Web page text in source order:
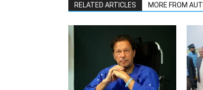
RELATED ARTICLES MORE FROM